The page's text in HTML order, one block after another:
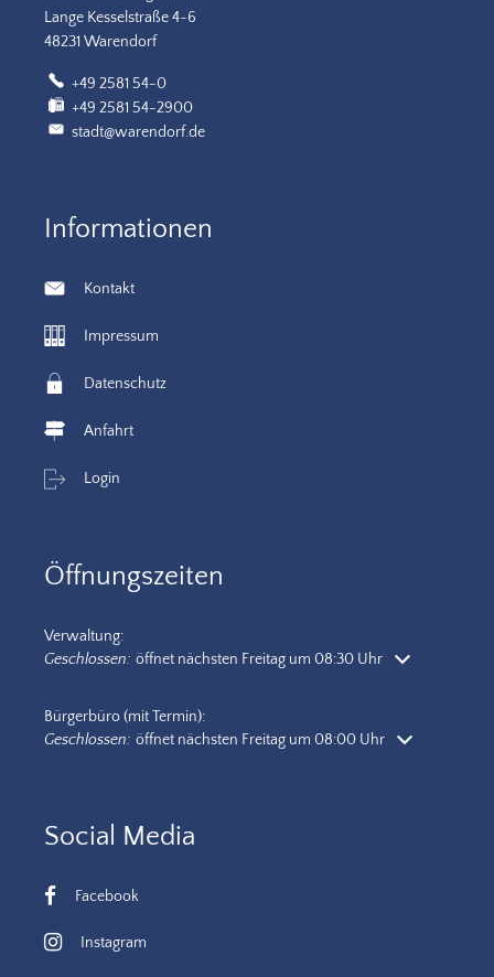
Lange Kesselstraße 4-6
48231 Warendorf
+49 2581 54-0
+49 2581 54-2900
stadt@warendorf.de
Informationen
Kontakt
Impressum
Datenschutz
Anfahrt
Login
Öffnungszeiten
Verwaltung:
Klicken, um weitere Öffnungs- oder Schließzeiten auszublenden
Geschlossen: öffnet nächsten Freitag um 08:30 Uhr
Bürgerbüro (mit Termin):
Klicken, um weitere Öffnungs- oder Schließzeiten auszublenden
Geschlossen: öffnet nächsten Freitag um 08:00 Uhr
Social Media
Facebook
Instagram